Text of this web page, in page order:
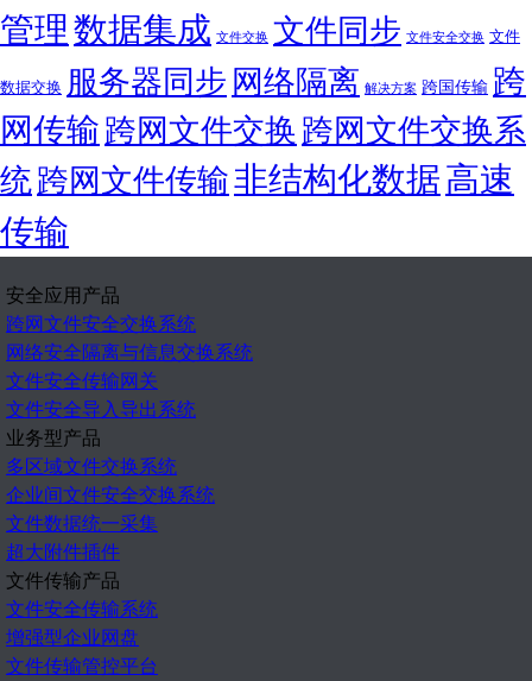
管理数据集成 文件交换 文件同步 文件安全交换 文件
数据交换 服务器同步网络隔离 解决方案 跨国传输 跨
网传输跨网文件交换跨网文件交换系
统跨网文件传输非结构化数据高速
传输
安全应用产品
跨网文件安全交换系统
网络安全隔离与信息交换系统
文件安全传输网关
文件安全导入导出系统
业务型产品
多区域文件交换系统
企业间文件安全交换系统
文件数据统一采集
超大附件插件
文件传输产品
文件安全传输系统
增强型企业网盘
文件传输管控平台